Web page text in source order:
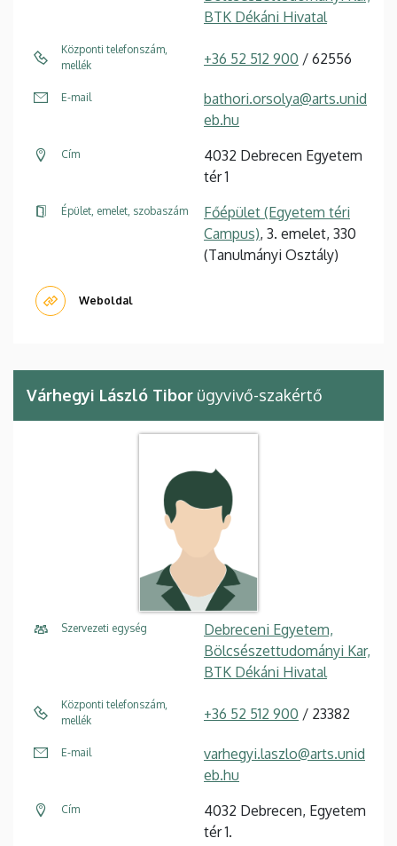
BTK Dékáni Hivatal
Központi telefonszám,
mellék
+36 52 512 900 / 62556
E-mail
bathori.orsolya@arts.unid
eb.hu
Cím
4032 Debrecen Egyetem
tér 1
Épület, emelet, szobaszám
Főépület (Egyetem téri
Campus), 3. emelet, 330
(Tanulmányi Osztály)
Weboldal
Várhegyi László Tibor ügyvivő-szakértő
Szervezeti egység
Debreceni Egyetem,
Bölcsészettudományi Kar,
BTK Dékáni Hivatal
Központi telefonszám,
mellék
+36 52 512 900 / 23382
E-mail
varhegyi.laszlo@arts.unid
eb.hu
Cím
4032 Debrecen, Egyetem
tér 1.